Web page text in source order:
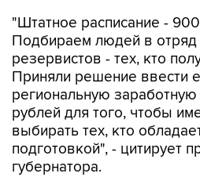
"Штатное расписание -
Подбираем людей в отряд
резервистов - тех, кто
Приняли решение ввести
региональную заработную
рублей для того, чтобы
выбирать тех, кто
подготовкой", - цитирует
губернатора.